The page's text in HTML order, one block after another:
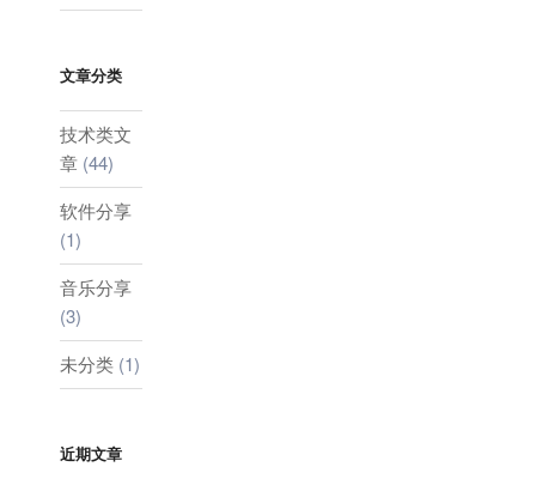
文章分类
技术类文
章 (44)
软件分享
(1)
音乐分享
(3)
未分类 (1)
近期文章